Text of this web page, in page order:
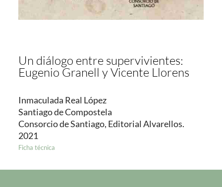
Un diálogo entre supervivientes:
Eugenio Granell y Vicente Llorens
Inmaculada Real López
Santiago de Compostela
Consorcio de Santiago, Editorial Alvarellos.
2021
Ficha técnica